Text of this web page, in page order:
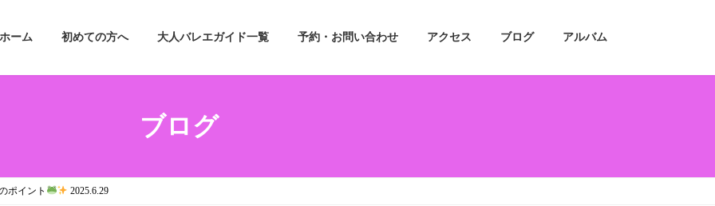
ホーム 初めての方へ 大人バレエガイド一覧 予約・お問い合わせ アクセス ブログ アルバム
ブログ
ポイント 2025.6.29